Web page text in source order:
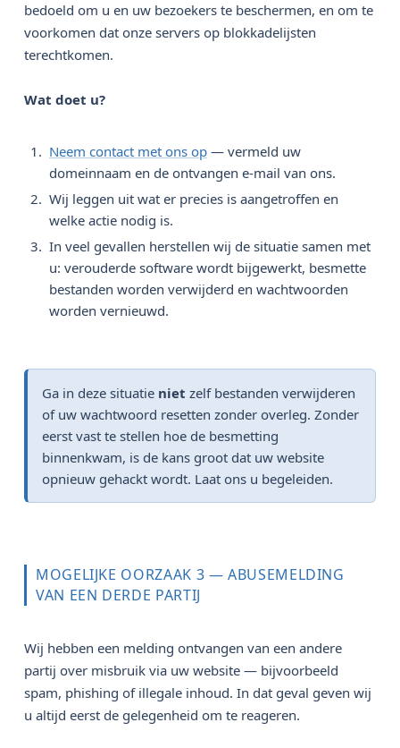
bedoeld om u en uw bezoekers te beschermen, en om te
voorkomen dat onze servers op blokkadelijsten
terechtkomen.
Wat doet u?
Neem contact met ons op — vermeld uw
domeinnaam en de ontvangen e-mail van ons.
Wij leggen uit wat er precies is aangetroffen en
welke actie nodig is.
In veel gevallen herstellen wij de situatie samen met
u: verouderde software wordt bijgewerkt, besmette
bestanden worden verwijderd en wachtwoorden
worden vernieuwd.
Ga in deze situatie niet zelf bestanden verwijderen
of uw wachtwoord resetten zonder overleg. Zonder
eerst vast te stellen hoe de besmetting
binnenkwam, is de kans groot dat uw website
opnieuw gehackt wordt. Laat ons u begeleiden.
MOGELIJKE OORZAAK 3 — ABUSEMELDING
VAN EEN DERDE PARTIJ
Wij hebben een melding ontvangen van een andere
partij over misbruik via uw website — bijvoorbeeld
spam, phishing of illegale inhoud. In dat geval geven wij
u altijd eerst de gelegenheid om te reageren.